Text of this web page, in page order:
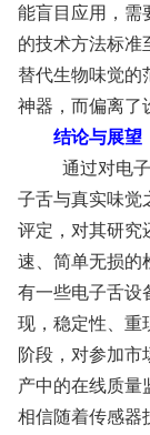
能盲目应用，需
的技术方法标准
替代生物味觉的
神器，而偏离了
结论与展望
通过对电子
子舌与真实味觉
评定，对其研究
速、简单无损的
有一些电子舌设
现，稳定性、重
阶段，对参加市
产中的在线质量
相信随着传感器